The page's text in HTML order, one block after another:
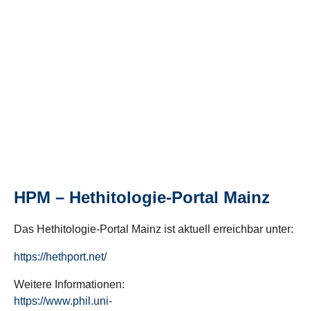
HPM – Hethitologie-Portal Mainz
Das Hethitologie-Portal Mainz ist aktuell erreichbar unter:
https://hethport.net/
Weitere Informationen:
https://www.phil.uni-